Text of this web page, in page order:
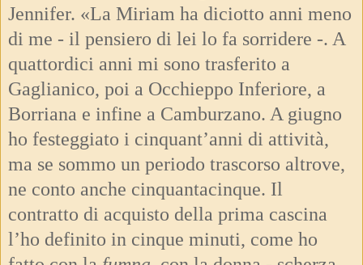
Jennifer. «La Miriam ha diciotto anni meno
di me - il pensiero di lei lo fa sorridere -. A
quattordici anni mi sono trasferito a
Gaglianico, poi a Occhieppo Inferiore, a
Borriana e infine a Camburzano. A giugno
ho festeggiato i cinquant’anni di attività,
ma se sommo un periodo trascorso altrove,
ne conto anche cinquantacinque. Il
contratto di acquisto della prima cascina
l’ho definito in cinque minuti, come ho